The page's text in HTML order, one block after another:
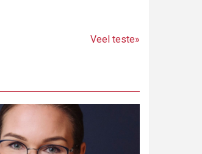
Veel teste»